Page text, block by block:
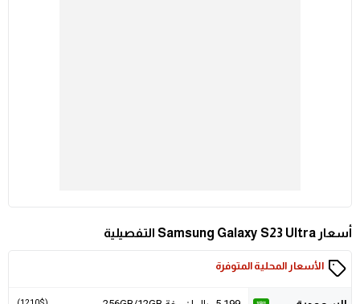
أسعار Samsung Galaxy S23 Ultra التفصيلية
الأسعار المحلية المتوفرة